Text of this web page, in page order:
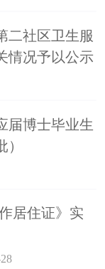
二社区卫生服
情况予以公示
届博士毕业生
居住证》实